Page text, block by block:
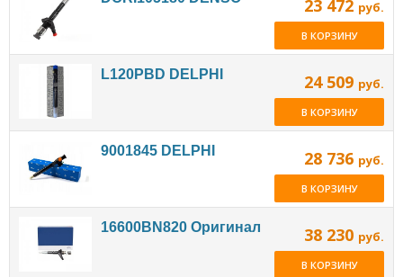
23 472 руб.
В КОРЗИНУ
L120PBD DELPHI 24 509 руб.
В КОРЗИНУ
9001845 DELPHI 28 736 руб.
В КОРЗИНУ
16600BN820 Оригинал 38 230 руб.
В КОРЗИНУ